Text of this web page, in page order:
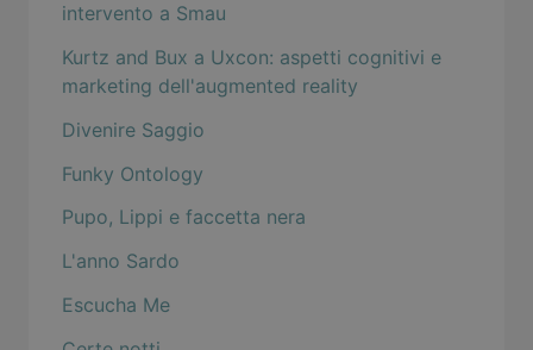
intervento a Smau
Kurtz and Bux a Uxcon: aspetti cognitivi e
marketing dell'augmented reality
Divenire Saggio
Funky Ontology
Pupo, Lippi e faccetta nera
L'anno Sardo
Escucha Me